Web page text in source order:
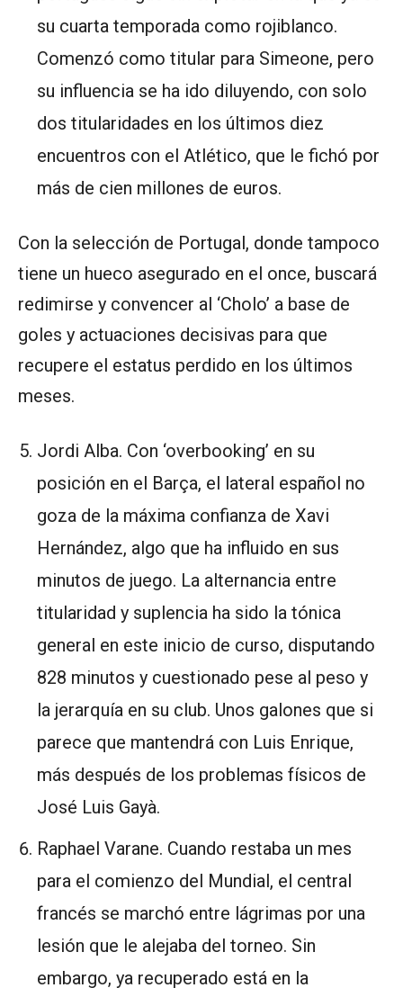
su cuarta temporada como rojiblanco.
Comenzó como titular para Simeone, pero
su influencia se ha ido diluyendo, con solo
dos titularidades en los últimos diez
encuentros con el Atlético, que le fichó por
más de cien millones de euros.
Con la selección de Portugal, donde tampoco
tiene un hueco asegurado en el once, buscará
redimirse y convencer al ‘Cholo’ a base de
goles y actuaciones decisivas para que
recupere el estatus perdido en los últimos
meses.
Jordi Alba. Con ‘overbooking’ en su
posición en el Barça, el lateral español no
goza de la máxima confianza de Xavi
Hernández, algo que ha influido en sus
minutos de juego. La alternancia entre
titularidad y suplencia ha sido la tónica
general en este inicio de curso, disputando
828 minutos y cuestionado pese al peso y
la jerarquía en su club. Unos galones que si
parece que mantendrá con Luis Enrique,
más después de los problemas físicos de
José Luis Gayà.
Raphael Varane. Cuando restaba un mes
para el comienzo del Mundial, el central
francés se marchó entre lágrimas por una
lesión que le alejaba del torneo. Sin
embargo, ya recuperado está en la